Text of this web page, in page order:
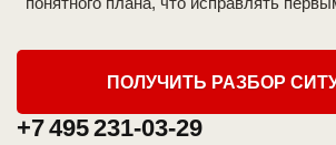
ПОЛУЧИТЬ РАЗБОР
+7 495 231-03-29